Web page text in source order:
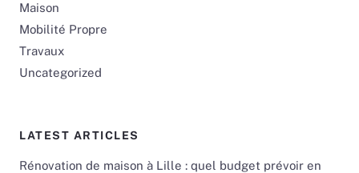
Maison
Mobilité Propre
Travaux
Uncategorized
LATEST ARTICLES
Rénovation de maison à Lille : quel budget prévoir en